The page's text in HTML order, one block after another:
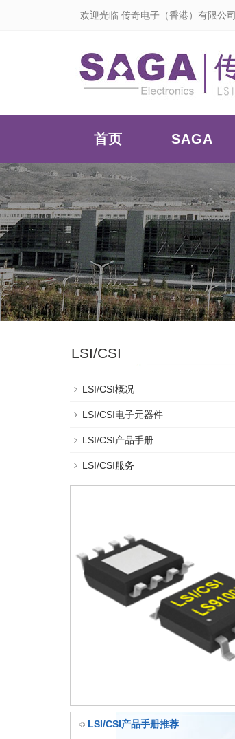
欢迎光临 传奇电子（香港）有限公司
首页 SAGA
LSI/CSI
LSI/CSI概况
LSI/CSI电子元器件
LSI/CSI产品手册
LSI/CSI服务
LSI/CSI产品手册推荐